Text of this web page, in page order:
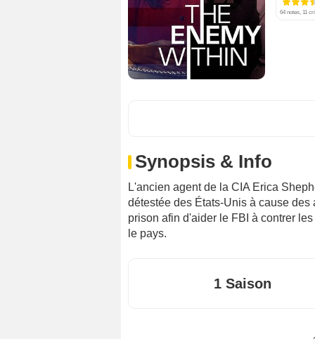
64 notes, 11
Synopsis & Info
L'ancien agent de la CIA Erica
détestée des États-Unis à cause
prison afin d'aider le FBI à contrer
le pays.
1 Saison